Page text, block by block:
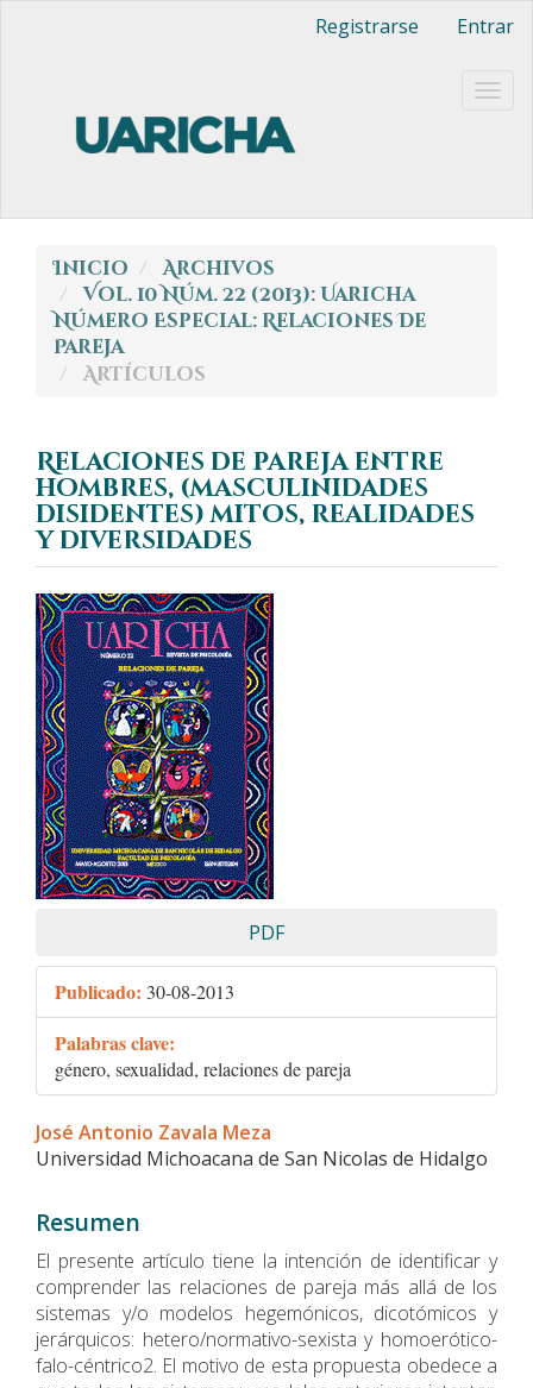
Barra
lateral
Registrarse Entrar
Inicio
Archivos
Vol. 10 Núm. 22 (2013): Uaricha
Número Especial: Relaciones De
Pareja
Artículos
Relaciones de pareja entre
hombres, (masculinidades
disidentes) mitos, realidades
y diversidades
Barra
lateral
del
artículo
PDF
Publicado: 30-08-2013
Palabras clave:
género, sexualidad, relaciones de pareja
Contenido
principal
José Antonio Zavala Meza
Universidad Michoacana de San Nicolas de Hidalgo
Resumen
El presente artí­culo tiene la intención de identificar y
comprender las relaciones de pareja más allá de los
sistemas y/o modelos hegemónicos, dicotómicos y
jerárquicos: hetero/normativo-sexista y homoerótico-
falo-céntrico2. El motivo de esta propuesta obedece a